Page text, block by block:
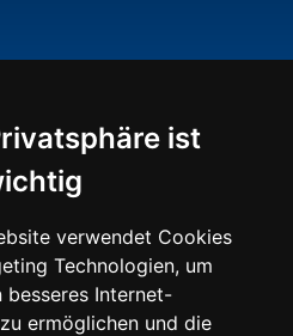
ist
verwendet Cookies
Technologien, um
besseres Internet-
ermöglichen und die
ruhr
ruhr.de
folgenden Zeiten geöffnet